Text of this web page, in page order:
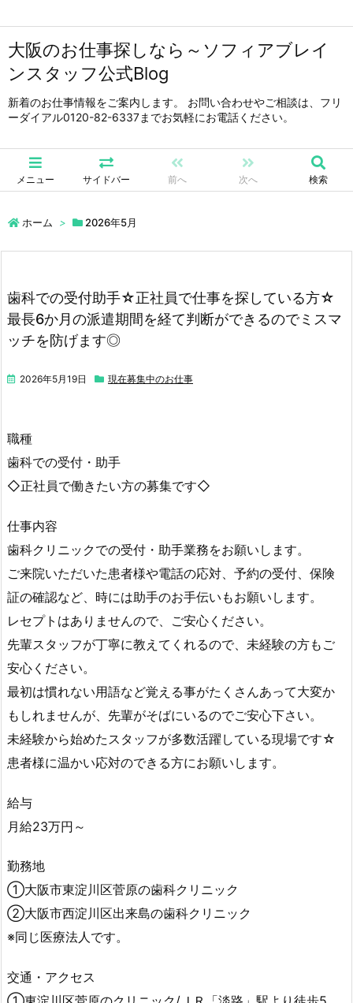
大阪のお仕事探しなら～ソフィアブレイ
ンスタッフ公式Blog
新着のお仕事情報をご案内します。 お問い合わせやご相談は、フリ
ーダイアル0120-82-6337までお気軽にお電話ください。
メニュー サイドバー 前へ 次へ 検索
ホーム > 2026年5月
歯科での受付助手☆正社員で仕事を探している方☆
最長6か月の派遣期間を経て判断ができるのでミスマ
ッチを防げます◎
2026年5月19日 現在募集中のお仕事
職種
歯科での受付・助手
◇正社員で働きたい方の募集です◇
仕事内容
歯科クリニックでの受付・助手業務をお願いします。
ご来院いただいた患者様や電話の応対、予約の受付、保険
証の確認など、時には助手のお手伝いもお願いします。
レセプトはありませんので、ご安心ください。
先輩スタッフが丁寧に教えてくれるので、未経験の方もご
安心ください。
最初は慣れない用語など覚える事がたくさんあって大変か
もしれませんが、先輩がそばにいるのでご安心下さい。
未経験から始めたスタッフが多数活躍している現場です☆
患者様に温かい応対のできる方にお願いします。
給与
月給23万円～
勤務地
①大阪市東淀川区菅原の歯科クリニック
②大阪市西淀川区出来島の歯科クリニック
※同じ医療法人です。
交通・アクセス